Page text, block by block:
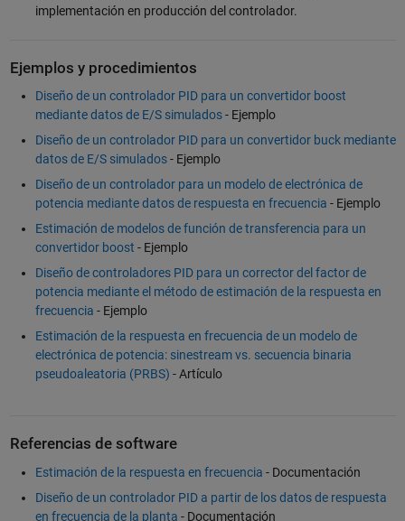
implementación en producción del controlador.
Ejemplos y procedimientos
Diseño de un controlador PID para un convertidor boost
mediante datos de E/S simulados- Ejemplo
Diseño de un controlador PID para un convertidor buck mediante
datos de E/S simulados- Ejemplo
Diseño de un controlador para un modelo de electrónica de
potencia mediante datos de respuesta en frecuencia - Ejemplo
Estimación de modelos de función de transferencia para un
convertidor boost - Ejemplo
Diseño de controladores PID para un corrector del factor de
potencia mediante el método de estimación de la respuesta en
frecuencia - Ejemplo
Estimación de la respuesta en frecuencia de un modelo de
electrónica de potencia: sinestream vs. secuencia binaria
pseudoaleatoria (PRBS) - Artículo
Referencias de software
Estimación de la respuesta en frecuencia - Documentación
Diseño de un controlador PID a partir de los datos de respuesta
en frecuencia de la planta - Documentación